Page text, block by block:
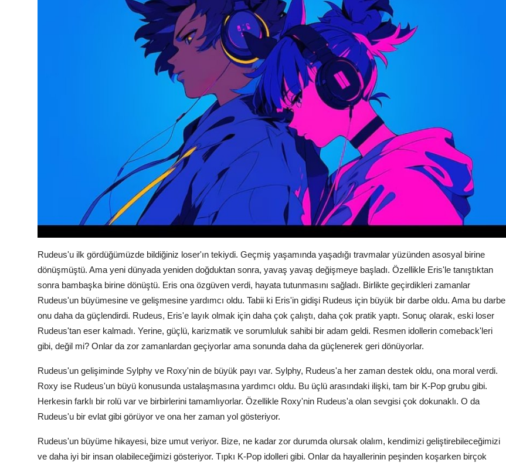
Rudeus'u ilk gördüğümüzde bildiğiniz loser'ın tekiydi. Geçmiş yaşamında yaşadığı travmalar yüzünden asosyal birine
dönüşmüştü. Ama yeni dünyada yeniden doğduktan sonra, yavaş yavaş değişmeye başladı. Özellikle Eris'le tanıştıktan
sonra bambaşka birine dönüştü. Eris ona özgüven verdi, hayata tutunmasını sağladı. Birlikte geçirdikleri zamanlar
Rudeus'un büyümesine ve gelişmesine yardımcı oldu. Tabii ki Eris'in gidişi Rudeus için büyük bir darbe oldu. Ama bu darbe
onu daha da güçlendirdi. Rudeus, Eris'e layık olmak için daha çok çalıştı, daha çok pratik yaptı. Sonuç olarak, eski loser
Rudeus'tan eser kalmadı. Yerine, güçlü, karizmatik ve sorumluluk sahibi bir adam geldi. Resmen idollerin comeback'leri
gibi, değil mi? Onlar da zor zamanlardan geçiyorlar ama sonunda daha da güçlenerek geri dönüyorlar.
Rudeus'un gelişiminde Sylphy ve Roxy'nin de büyük payı var. Sylphy, Rudeus'a her zaman destek oldu, ona moral verdi.
Roxy ise Rudeus'un büyü konusunda ustalaşmasına yardımcı oldu. Bu üçlü arasındaki ilişki, tam bir K-Pop grubu gibi.
Herkesin farklı bir rolü var ve birbirlerini tamamlıyorlar. Özellikle Roxy'nin Rudeus'a olan sevgisi çok dokunaklı. O da
Rudeus'u bir evlat gibi görüyor ve ona her zaman yol gösteriyor.
Rudeus'un büyüme hikayesi, bize umut veriyor. Bize, ne kadar zor durumda olursak olalım, kendimizi geliştirebileceğimizi
ve daha iyi bir insan olabileceğimizi gösteriyor. Tıpkı K-Pop idolleri gibi. Onlar da hayallerinin peşinden koşarken birçok